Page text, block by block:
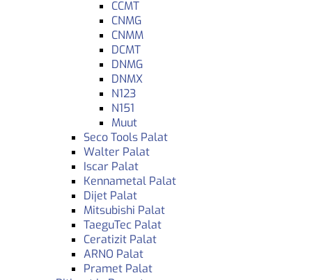
CCMT
CNMG
CNMM
DCMT
DNMG
DNMX
N123
N151
Muut
Seco Tools Palat
Walter Palat
Iscar Palat
Kennametal Palat
Dijet Palat
Mitsubishi Palat
TaeguTec Palat
Ceratizit Palat
ARNO Palat
Pramet Palat